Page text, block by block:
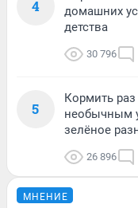
4
домашних
детства
30 796
5
Кормить
необычным
зелёное
26 896
МНЕНИЕ